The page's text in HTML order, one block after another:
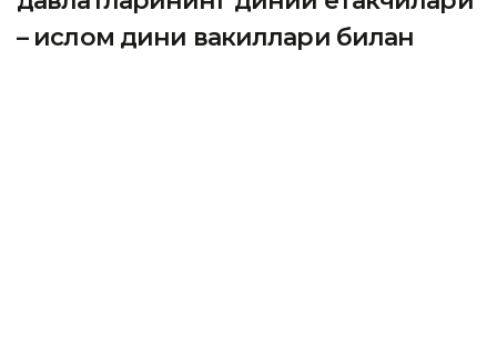
– ислом дини вакиллари билан